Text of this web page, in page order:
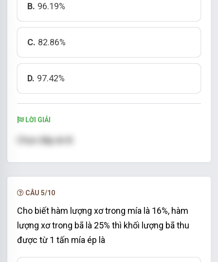
B. 96.19%
C. 82.86%
D. 97.42%
LỜI GIẢI
Chọn đáp án B.
CÂU 5/10
Cho biết hàm lượng xơ trong mía là 16%, hàm
lượng xơ trong bã là 25% thì khối lượng bã thu
được từ 1 tấn mía ép là